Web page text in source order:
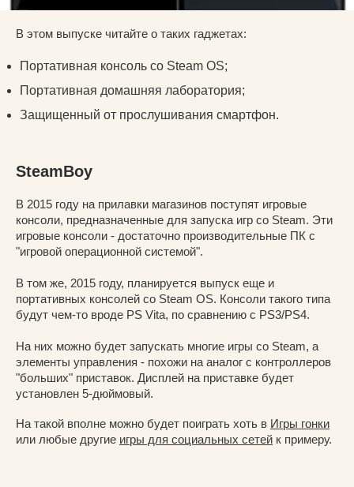
В этом выпуске читайте о таких гаджетах:
Портативная консоль со Steam OS;
Портативная домашняя лаборатория;
Защищенный от прослушивания смартфон.
SteamBoy
В 2015 году на прилавки магазинов поступят игровые
консоли, предназначенные для запуска игр со Steam. Эти
игровые консоли - достаточно производительные ПК с
"игровой операционной системой".
В том же, 2015 году, планируется выпуск еще и
портативных консолей со Steam OS. Консоли такого типа
будут чем-то вроде PS Vita, по сравнению с PS3/PS4.
На них можно будет запускать многие игры со Steam, а
элементы управления - похожи на аналог с контроллеров
"больших" приставок. Дисплей на приставке будет
установлен 5-дюймовый.
На такой вполне можно будет поиграть хоть в Игры гонки
или любые другие игры для социальных сетей к примеру.